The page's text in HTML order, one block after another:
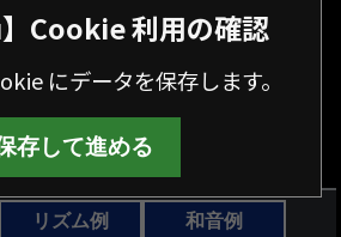
】Cookie 利用の確認
にデータを保存します。
存して進める
る」ボタンをおしてください。
リズム例 和音例